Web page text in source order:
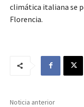
climática italiana se
Florencia.
Noticia anterior